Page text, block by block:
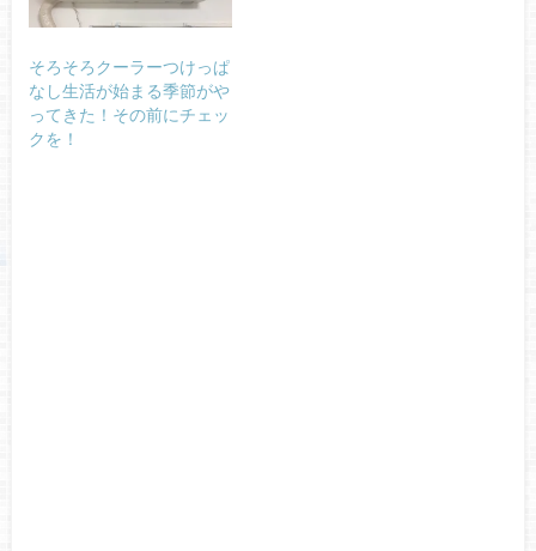
そろそろクーラーつけっぱ
なし生活が始まる季節がや
ってきた！その前にチェッ
クを！